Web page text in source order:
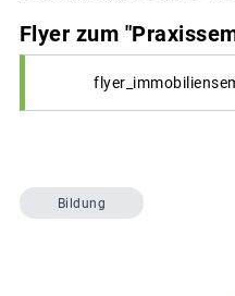
Flyer zum
Bildung